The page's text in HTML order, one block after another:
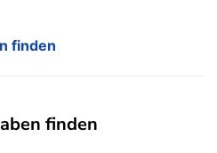
finden
finden